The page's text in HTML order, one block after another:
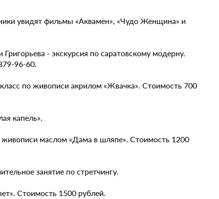
увидят фильмы «Аквамен», «Чудо Женщина» и
- экскурсия по саратовскому модерну.
96-60.
по живописи акрилом «Жвачка». Стоимость 700
капель».
живописи маслом «Дама в шляпе». Стоимость 1200
занятие по стретчингу.
Стоимость 1500 рублей.